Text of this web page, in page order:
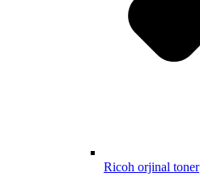
Ricoh orjinal toner